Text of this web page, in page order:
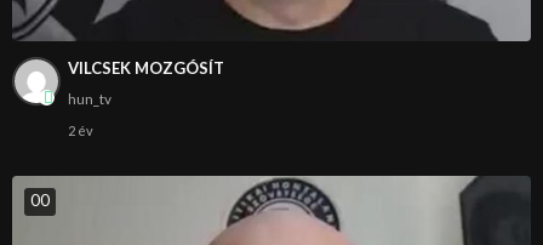
VILCSEK MOZGÓSÍT
hun_tv
2 év
00